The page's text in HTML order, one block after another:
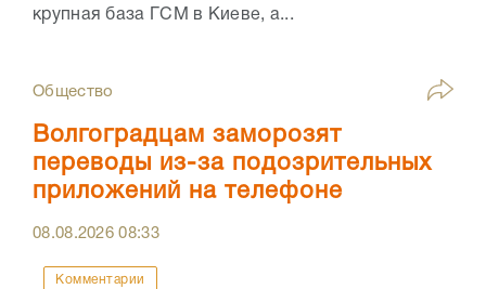
крупная база ГСМ в Киеве, а...
Общество
Волгоградцам заморозят
переводы из-за подозрительных
приложений на телефоне
08.08.202608:33
Комментарии